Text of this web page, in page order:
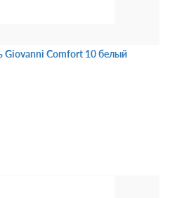
Giovanni Comfort 10 белый